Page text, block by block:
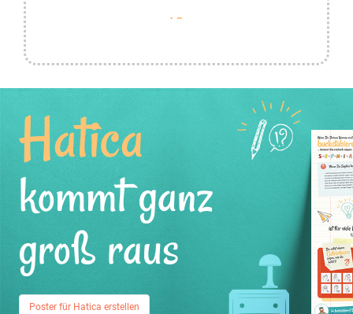
Hatica
kommt ganz
groß raus
Poster für Hatica erstellen